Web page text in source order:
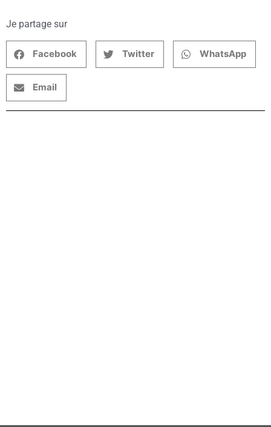
Je partage sur
Facebook Twitter WhatsApp
Email